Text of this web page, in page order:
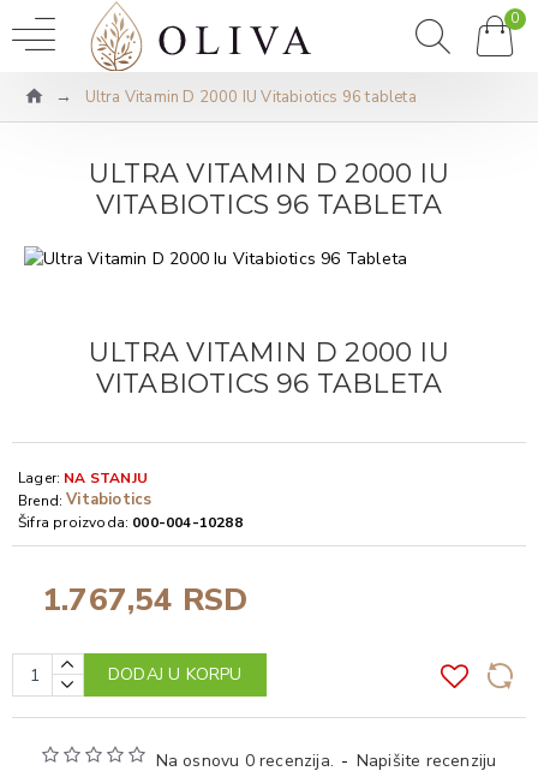
0
Ultra Vitamin D 2000 IU Vitabiotics 96 tableta
ULTRA VITAMIN D 2000 IU
VITABIOTICS 96 TABLETA
ULTRA VITAMIN D 2000 IU
VITABIOTICS 96 TABLETA
Na osnovu 0 recenzija. - Napišite recenziju
1.767,54 RSD
Lager: NA STANJU
Brend: Vitabiotics
Šifra proizvoda: 000-004-10288
DODAJ U KORPU